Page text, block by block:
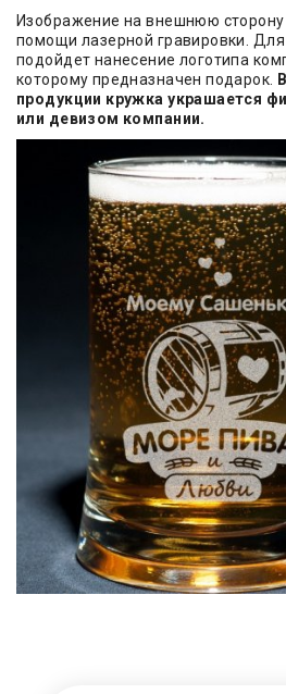
Изображение на внешнюю сторону
помощи лазерной гравировки.
подойдет нанесение логотипа
которому предназначен подарок.
продукции кружка украшается
или девизом компании.